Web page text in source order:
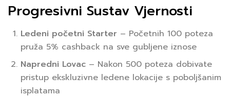
Progresivni Sustav Vjernosti
Ledeni početni Starter – Početnih 100 poteza
pruža 5% cashback na sve gubljene iznose
Napredni Lovac – Nakon 500 poteza dobivate
pristup ekskluzivne ledene lokacije s poboljšanim
isplatama